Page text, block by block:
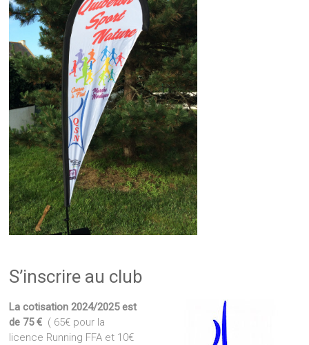
S’inscrire au club
La cotisation 2024/2025 est
de 75 € ( 65€ pour la
licence Running FFA et 10€